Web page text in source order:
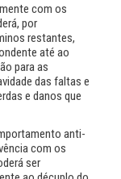
com os
por
restantes,
até ao
para as
das faltas e
e danos que
anti-
com os
ser